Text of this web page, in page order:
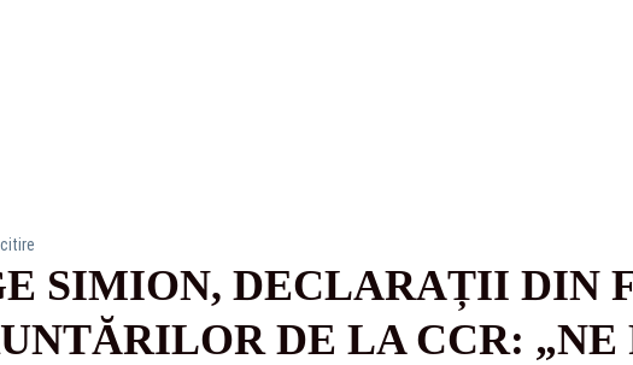
SIMION, DECLARAȚII DIN
DE LA CCR: „NE